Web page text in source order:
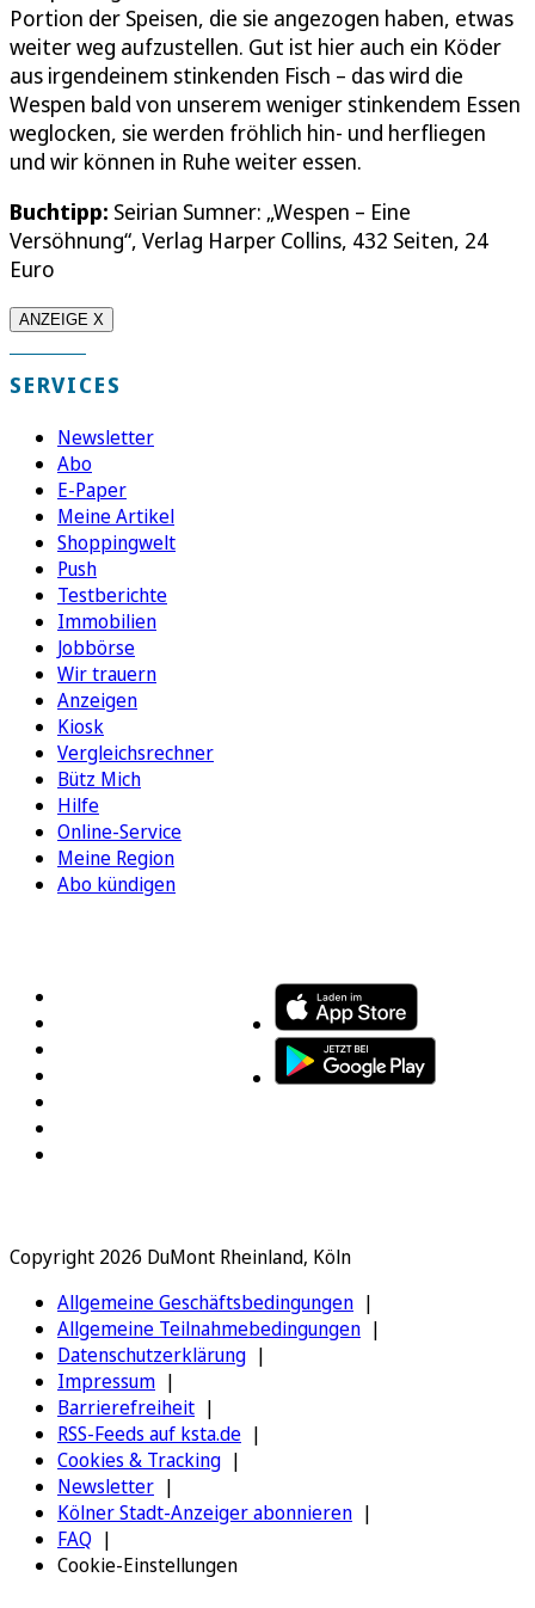
Portion der Speisen, die sie angezogen haben, etwas
weiter weg aufzustellen. Gut ist hier auch ein Köder
aus irgendeinem stinkenden Fisch – das wird die
Wespen bald von unserem weniger stinkendem Essen
weglocken, sie werden fröhlich hin- und herfliegen
und wir können in Ruhe weiter essen.
Buchtipp: Seirian Sumner: „Wespen – Eine
Versöhnung“, Verlag Harper Collins, 432 Seiten, 24
Euro
ANZEIGE X
SERVICES
Newsletter
Abo
E-Paper
Meine Artikel
Shoppingwelt
Push
Testberichte
Immobilien
Jobbörse
Wir trauern
Anzeigen
Kiosk
Vergleichsrechner
Bütz Mich
Hilfe
Online-Service
Meine Region
Abo kündigen
Copyright 2026 DuMont Rheinland, Köln
Allgemeine Geschäftsbedingungen
Allgemeine Teilnahmebedingungen
Datenschutzerklärung
Impressum
Barrierefreiheit
RSS-Feeds auf ksta.de
Cookies & Tracking
Newsletter
Kölner Stadt-Anzeiger abonnieren
FAQ
Cookie-Einstellungen